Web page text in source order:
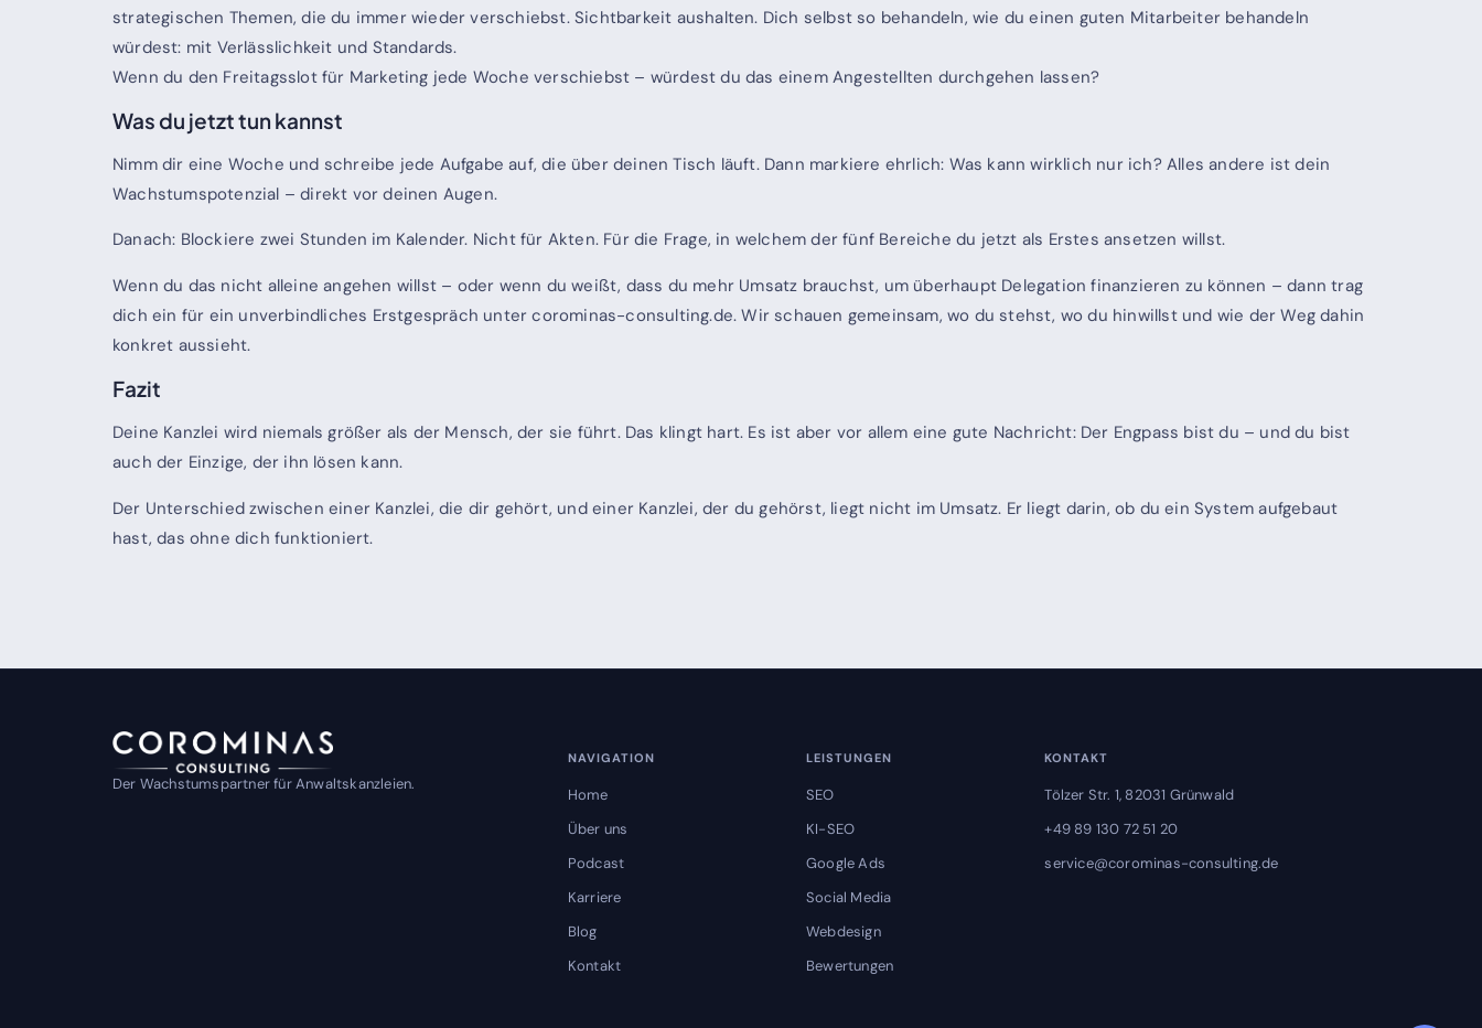
strategischen Themen, die du immer wieder verschiebst. Sichtbarkeit aushalten. Dich selbst so behandeln, wie du einen guten Mitarbeiter behandeln
würdest: mit Verlässlichkeit und Standards.
Wenn du den Freitagsslot für Marketing jede Woche verschiebst – würdest du das einem Angestellten durchgehen lassen?
Was du jetzt tun kannst
Nimm dir eine Woche und schreibe jede Aufgabe auf, die über deinen Tisch läuft. Dann markiere ehrlich: Was kann wirklich nur ich? Alles andere ist dein
Wachstumspotenzial – direkt vor deinen Augen.
Danach: Blockiere zwei Stunden im Kalender. Nicht für Akten. Für die Frage, in welchem der fünf Bereiche du jetzt als Erstes ansetzen willst.
Wenn du das nicht alleine angehen willst – oder wenn du weißt, dass du mehr Umsatz brauchst, um überhaupt Delegation finanzieren zu können – dann trag
dich ein für ein unverbindliches Erstgespräch unter corominas-consulting.de. Wir schauen gemeinsam, wo du stehst, wo du hinwillst und wie der Weg dahin
konkret aussieht.
Fazit
Deine Kanzlei wird niemals größer als der Mensch, der sie führt. Das klingt hart. Es ist aber vor allem eine gute Nachricht: Der Engpass bist du – und du bist
auch der Einzige, der ihn lösen kann.
Der Unterschied zwischen einer Kanzlei, die dir gehört, und einer Kanzlei, der du gehörst, liegt nicht im Umsatz. Er liegt darin, ob du ein System aufgebaut
hast, das ohne dich funktioniert.
Der Wachstumspartner für Anwaltskanzleien.
NAVIGATION
Home
Über uns
Podcast
Karriere
Blog
Kontakt
LEISTUNGEN
SEO
KI-SEO
Google Ads
Social Media
Webdesign
Bewertungen
KONTAKT
Tölzer Str. 1, 82031 Grünwald
+49 89 130 72 51 20
service@corominas-consulting.de